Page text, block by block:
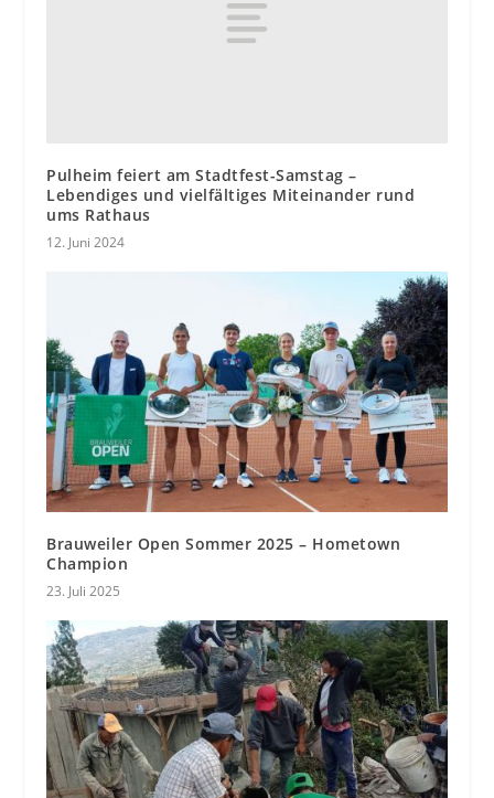
Pulheim feiert am Stadtfest-Samstag –
Lebendiges und vielfältiges Miteinander rund
ums Rathaus
12. Juni 2024
Brauweiler Open Sommer 2025 – Hometown
Champion
23. Juli 2025